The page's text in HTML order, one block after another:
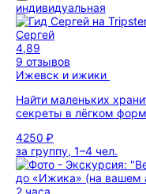
индивидуальная
Сергей
4,89
9 отзывов
Ижевск и ижики
Найти маленьких
секреты в лёгком
4250 ₽
за группу, 1–4 чел.
2 часа